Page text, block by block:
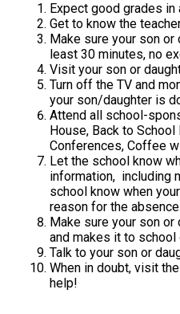
Expect good grades
Get to know the
Make sure your son or
least 30 minutes, no
Visit your son or
Turn off the TV and
your son/daughter is
Attend all school-
House, Back to
Conferences, Coffee
Let the school know
information, including
school know when
reason for the absence.
Make sure your son
and makes it to school
Talk to your son or
When in doubt, visit
help!